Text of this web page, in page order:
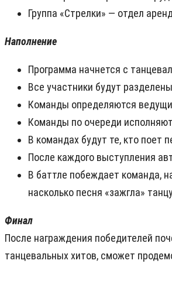
Группа «Стрелки» — отдел
Наполнение
Программа начнется с
Все участники будут
Команды определяются
Команды по очереди
В командах будут те, кто поет
После каждого выступления
В баттле побеждает команда,
насколько песня «зажгла»
Финал
После награждения победителей
танцевальных хитов, сможет